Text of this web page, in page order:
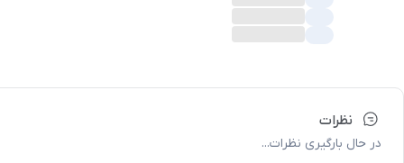
نظرات
در حال بارگیری نظرات...